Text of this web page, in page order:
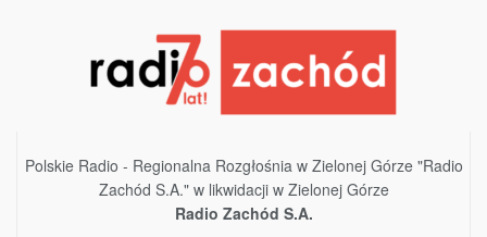
Polskie Radio - Regionalna Rozgłośnia w Zielonej Górze "Radio
Zachód S.A." w likwidacji w Zielonej Górze
Radio Zachód S.A.